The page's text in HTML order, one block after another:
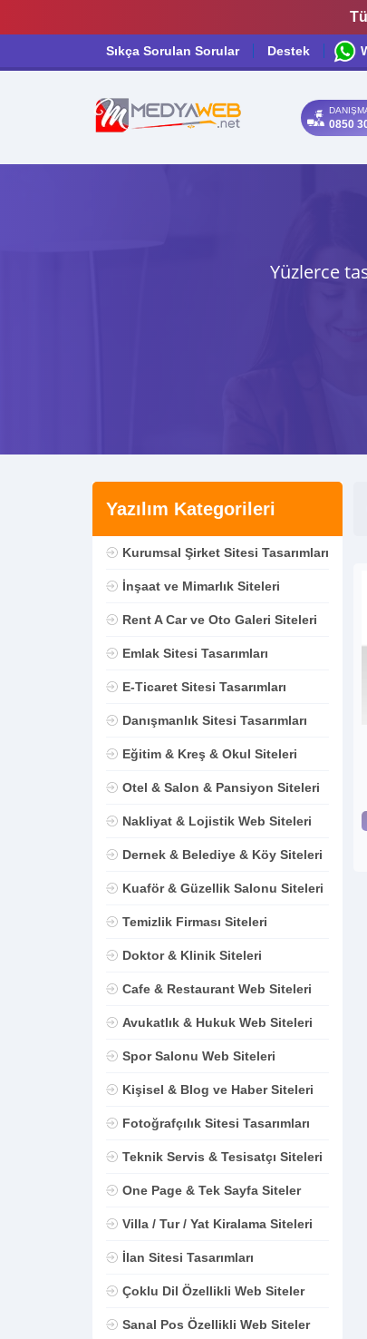
Sıkça Sorulan Sorular Destek
0850
Yüzlerce
Yazılım Kategorileri
Kurumsal Şirket Sitesi Tasarımları
İnşaat ve Mimarlık Siteleri
Rent A Car ve Oto Galeri Siteleri
Emlak Sitesi Tasarımları
E-Ticaret Sitesi Tasarımları
Danışmanlık Sitesi Tasarımları
Eğitim & Kreş & Okul Siteleri
Otel & Salon & Pansiyon Siteleri
Nakliyat & Lojistik Web Siteleri
Dernek & Belediye & Köy Siteleri
Kuaför & Güzellik Salonu Siteleri
Temizlik Firması Siteleri
Doktor & Klinik Siteleri
Cafe & Restaurant Web Siteleri
Avukatlık & Hukuk Web Siteleri
Spor Salonu Web Siteleri
Kişisel & Blog ve Haber Siteleri
Fotoğrafçılık Sitesi Tasarımları
Teknik Servis & Tesisatçı Siteleri
One Page & Tek Sayfa Siteler
Villa / Tur / Yat Kiralama Siteleri
İlan Sitesi Tasarımları
Çoklu Dil Özellikli Web Siteler
Sanal Pos Özellikli Web Siteler